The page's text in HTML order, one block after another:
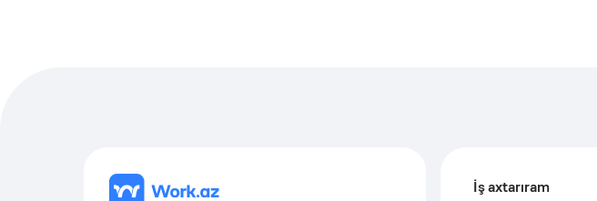
İş axtarıram